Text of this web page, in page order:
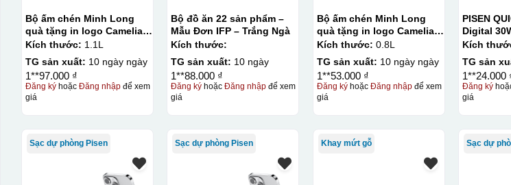
Bộ ấm chén Minh Long
quà tặng in logo Camelia
1,1L KQ-ACML12
Kích thước: 1.1L
TG sản xuất: 10 ngày ngày
1**97.000 ₫
Đăng kýhoặc Đăng nhậpđể xem
giá
Bộ đồ ăn 22 sản phẩm –
Mẫu Đơn IFP – Trắng Ngà
Kích thước:
TG sản xuất: 10 ngày
1**88.000 ₫
Đăng ký hoặcĐăng nhập để xem
giá
Bộ ấm chén Minh Long
quà tặng in logo Camelia
kẻ chỉ vàng 800ml KQ-
Kích thước: 0.8L
TG sản xuất: 10 ngày ngày
1**53.000 ₫
Đăng kýhoặc Đăng nhậpđể xem
giá
PISEN
Kích
TG sản
1**24.000
Đăng ký
giá
Sạc dự phòng Pisen Sạc dự phòng Pisen Khay mứt gỗ Sạc dự